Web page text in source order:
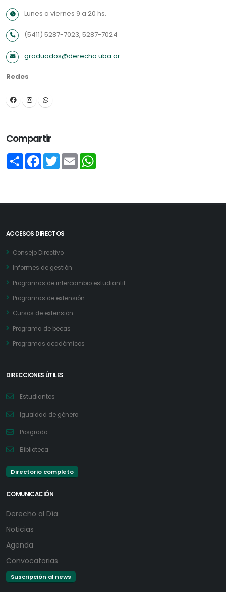
Lunes a viernes 9 a 20 hs.
(5411) 5287-7023, 5287-7024
graduados@derecho.uba.ar
Redes
Compartir
Share Facebook
TwitterEmail
ACCESOS DIRECTOS
Consejo Directivo
Informes de gestión
Programas de intercambio estudiantil
Programas de extensión
Cursos de extensión
Programa de becas
Programas académicos
DIRECCIONES ÚTILES
Estudiantes
Igualdad de género
Posgrado
Biblioteca
Directorio completo
COMUNICACIÓN
Derecho al Día
Noticias
Agenda
Convocatorias
Suscripción al news